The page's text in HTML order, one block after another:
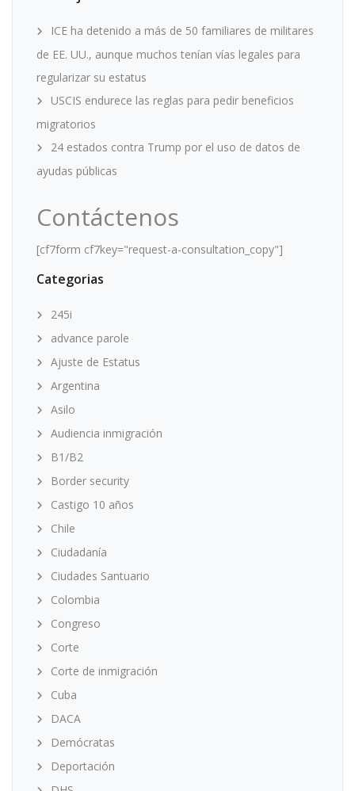
ICE ha detenido a más de 50 familiares de militares
de EE. UU., aunque muchos tenían vías legales para
regularizar su estatus
USCIS endurece las reglas para pedir beneficios
migratorios
24 estados contra Trump por el uso de datos de
ayudas públicas
Contáctenos
[cf7form cf7key="request-a-consultation_copy"]
Categorias
245i
advance parole
Ajuste de Estatus
Argentina
Asilo
Audiencia inmigración
B1/B2
Border security
Castigo 10 años
Chile
Ciudadanía
Ciudades Santuario
Colombia
Congreso
Corte
Corte de inmigración
Cuba
DACA
Demócratas
Deportación